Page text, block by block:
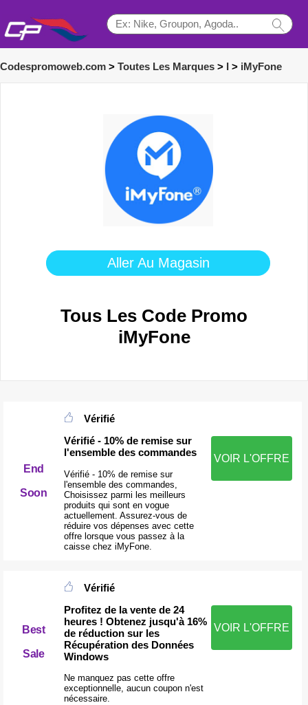
Codespromoweb.com > Toutes Les Marques > I > iMyFone
Aller Au Magasin
Tous Les Code Promo
iMyFone
End
Soon
Vérifié
Vérifié - 10% de remise sur
l'ensemble des commandes
Vérifié - 10% de remise sur
l'ensemble des commandes,
Choisissez parmi les meilleurs
produits qui sont en vogue
actuellement. Assurez-vous de
réduire vos dépenses avec cette
offre lorsque vous passez à la
caisse chez iMyFone.
VOIR L'OFFRE
Best
Sale
Vérifié
Profitez de la vente de 24
heures ! Obtenez jusqu'à 16%
de réduction sur les
Récupération des Données
Windows
Ne manquez pas cette offre
exceptionnelle, aucun coupon n'est
nécessaire.
VOIR L'OFFRE